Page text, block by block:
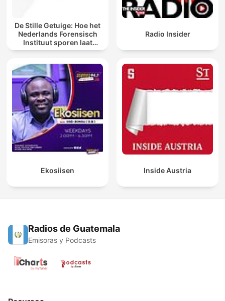
De Stille Getuige: Hoe het
Nederlands Forensisch
Instituut sporen laat
spreken
Radio Insider
Ekosiisen Inside Austria
Radios de Guatemala
Emisoras y Podcasts